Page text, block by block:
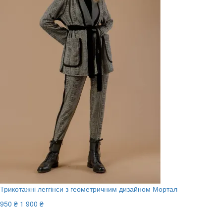
Трикотажні леггінси з геометричним дизайном Мортал
950 ₴ 1 900 ₴